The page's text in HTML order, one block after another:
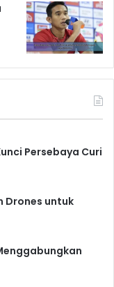
Persebaya Curi
Drones untuk